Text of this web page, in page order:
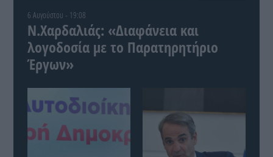
6 Αυγούστου - 19:08
Ν.Χαρδαλιάς: «Διαφάνεια και
λογοδοσία με το Παρατηρητήριο
Έργων»